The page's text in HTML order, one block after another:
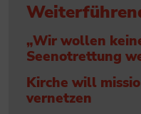
„Wir wollen
Seenotrettung
Kirche will
vernetzen